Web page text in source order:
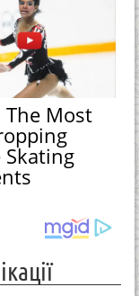
The Most
Skating